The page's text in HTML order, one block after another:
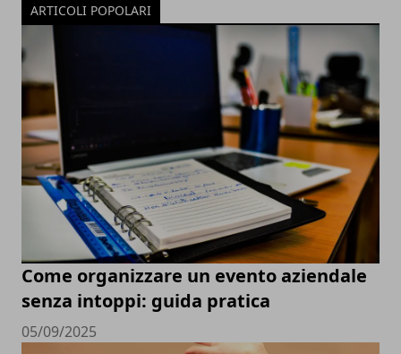
ARTICOLI POPOLARI
Come organizzare un evento aziendale
senza intoppi: guida pratica
05/09/2025